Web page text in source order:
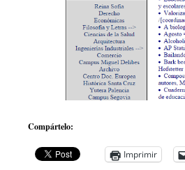
Compártelo:
Imprimir